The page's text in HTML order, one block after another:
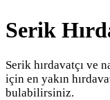
Serik
Serik hırdavatçı ve
için en yakın
bulabilirsiniz.